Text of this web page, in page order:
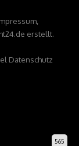
erstellt.
565